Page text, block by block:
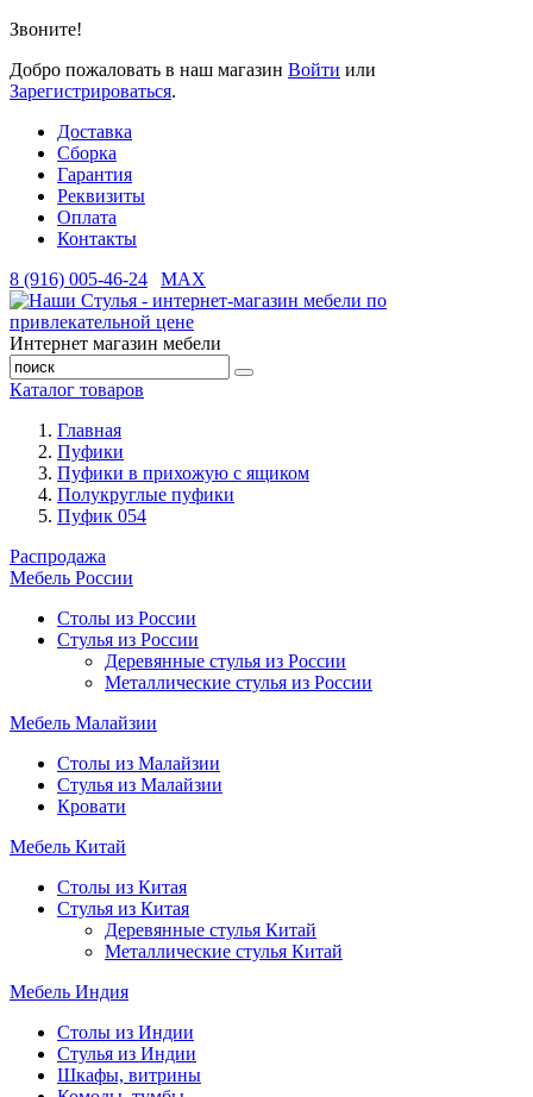
Звоните!
Добро пожаловать в наш магазин Войти или
Зарегистрироваться.
Доставка
Сборка
Гарантия
Реквизиты
Оплата
Контакты
8 (916) 005-46-24
MAX
Интернет магазин мебели
Каталог товаров
Главная
Пуфики
Пуфики в прихожую с ящиком
Полукруглые пуфики
Пуфик 054
Распродажа
Мебель России
Столы из России
Стулья из России
Деревянные стулья из России
Металлические стулья из России
Мебель Малайзии
Столы из Малайзии
Стулья из Малайзии
Кровати
Мебель Китай
Столы из Китая
Стулья из Китая
Деревянные стулья Китай
Металлические стулья Китай
Мебель Индия
Столы из Индии
Стулья из Индии
Шкафы, витрины